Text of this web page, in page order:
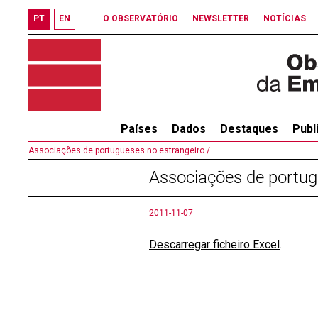
PT EN O OBSERVATÓRIO NEWSLETTER NOTÍCIAS
Países Dados Destaques
Associações de portugueses no estrangeiro /
Associações de
2011-11-07
Descarregar ficheiro Excel.